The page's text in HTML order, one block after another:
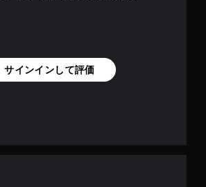
サインインして評価